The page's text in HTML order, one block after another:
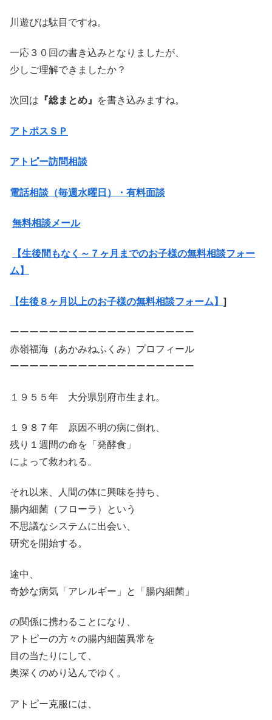
川遊びは駄目ですね。
一応３０回の書き込みとなりましたが、
少しご理解できましたか？
次回は 『総まとめ』 を書き込みますね。
アトポスＳＰ
アトピー訪問相談
電話相談（毎週水曜日）・有料面談
無料相談メール
【生後間もなく～７ヶ月までのお子様の無料相談フォー
ム】
【生後８ヶ月以上のお子様の無料相談フォーム】 ]
ーーーーーーーーーーーーーーーーーーー
赤嶺福海（あかみねふくみ）プロフィール
ーーーーーーーーーーーーーーーーーーー
１９５５年 大分県別府市生まれ。
１９８７年 原因不明の病に倒れ、
残り１週間の命を「発酵食」
によって救われる。
それ以来、人間の体に興味を持ち、
腸内細菌（フローラ）という
不思議なシステムに出会い、
研究を開始する。
途中、
奇妙な病気「アレルギー」と「腸内細菌」
の関係に携わることになり、
アトピーの方々の腸内細菌異常を
目の当たりにして、
奥深くのめり込んでゆく。
アトピー克服には、